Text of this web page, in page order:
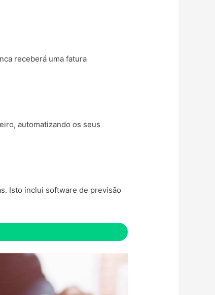
receberá uma fatura
automatizando os seus
Isto inclui software de previsão